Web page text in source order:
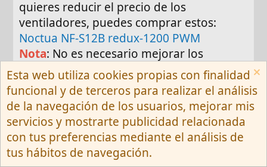
quieres reducir el precio de los
ventiladores, puedes comprar estos:
Noctua NF-S12B redux-1200 PWM
Nota: No es necesario mejorar los
ventiladores de la caja si no quieres
gastar más. Esto siempre lo puedes hacer
más adelante si lo vieras necesario o si
quieres reducir el ruido.
Windows 11 Barato y garantizado
https://forohardware.com/comunidad/...a
Esta web utiliza cookies propias con finalidad
funcional y de terceros para realizar el análisis
de la navegación de los usuarios, mejorar mis
servicios y mostrarte publicidad relacionada
con tus preferencias mediante el análisis de
tus hábitos de navegación.